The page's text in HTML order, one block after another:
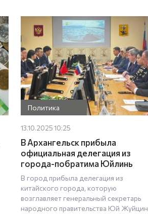
Политика
13.10.2025 10:25
В Архангельск прибыла
официальная делегация из
города-побратима Юйлинь
В город прибыла делегация из
китайского города, которую
возглавляет генеральный секретарь
народного правительства Юй Жуйцин